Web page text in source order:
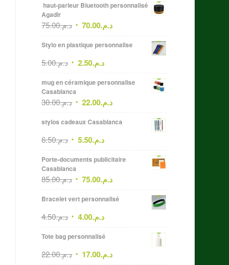
haut-parleur Bluetooth personnalisé
Agadir
د.م.75.00 د.م.70.00
Stylo en plastique personnalise
د.م.5.00 د.م.2.50
mug en céramique personnalise
Casablanca
د.م.30.00 د.م.22.00
stylos cadeaux Casablanca
د.م.6.50 د.م.5.50
Porte-documents publicitaire
Casablanca
د.م.85.00 د.م.75.00
Bracelet vert personnalisé
د.م.4.50 د.م.4.00
Tote bag personnalisé
د.م.22.00 د.م.17.00